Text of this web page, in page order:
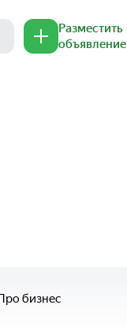
Разместить
объявление
бизнес